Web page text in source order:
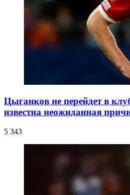
Цыганков не перейдет в
известна неожиданная
5 343